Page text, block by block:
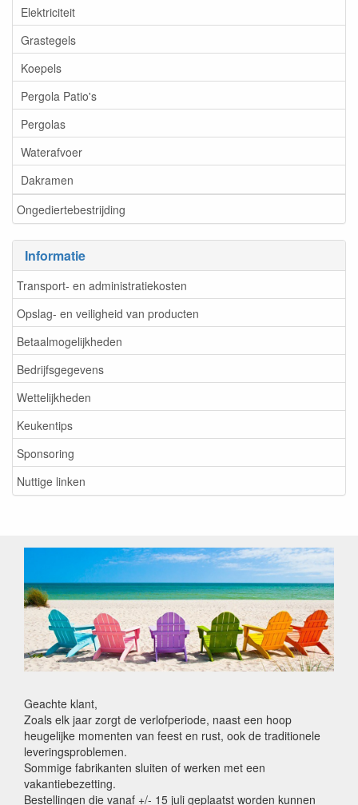
Elektriciteit
Grastegels
Koepels
Pergola Patio's
Pergolas
Waterafvoer
Dakramen
Ongediertebestrijding
Informatie
Transport- en administratiekosten
Opslag- en veiligheid van producten
Betaalmogelijkheden
Bedrijfsgegevens
Wettelijkheden
Keukentips
Sponsoring
Nuttige linken
Geachte klant,
Zoals elk jaar zorgt de verlofperiode, naast een hoop
heugelijke momenten van feest en rust, ook de traditionele
leveringsproblemen.
Sommige fabrikanten sluiten of werken met een
vakantiebezetting.
Bestellingen die vanaf +/- 15 juli geplaatst worden kunnen